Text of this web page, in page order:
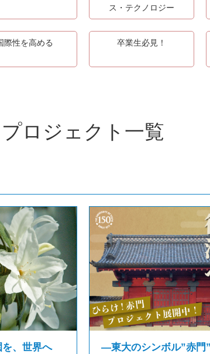
ス・テクノロジー
際性を高める 卒業生必見！
プロジェクト一覧
を、世界へ
―東大のシンボル”赤門